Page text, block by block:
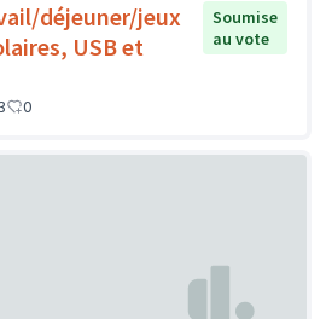
déjeuner/jeux
USB et
Soumise
au vote
0